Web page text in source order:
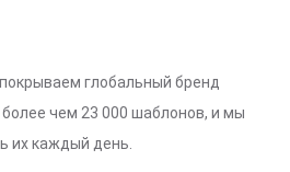
глобальный бренд
чем 23 000 шаблонов, и мы
их каждый день.